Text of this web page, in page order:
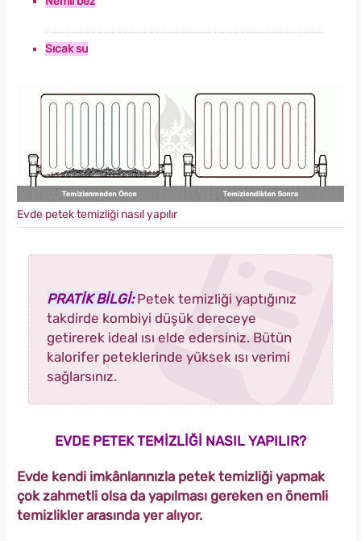
Sıcak su
Evde petek temizliği nasıl yapılır
PRATİK BİLGİ:Petek temizliği yaptığınız
takdirde kombiyi düşük dereceye
getirerek ideal ısı elde edersiniz. Bütün
kalorifer peteklerinde yüksek ısı verimi
sağlarsınız.
EVDE PETEK TEMİZLİĞİ NASIL YAPILIR?
Evde kendi imkânlarınızla petek temizliği yapmak
çok zahmetli olsa da yapılması gereken en önemli
temizlikler arasında yer alıyor.